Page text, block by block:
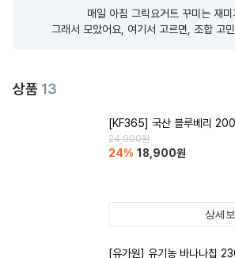
매일 아침 그릭요거트 꾸미는 재
그래서 모았어요, 여기서 고르면, 조합 고
상품 13
[KF365] 국산 블루베리
24,900원
24% 18,900원
상세
[유가원] 유기농 바나나칩